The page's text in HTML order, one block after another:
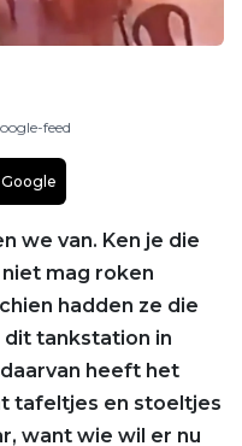
feed
we van. Ken je die
mag roken
hadden ze die
tankstation in
heeft het
tafeltjes en stoeltjes
want wie wil er nu